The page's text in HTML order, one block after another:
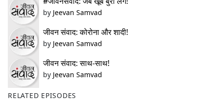
by Jeevan Samvad
जीवन संवाद: कोरोना और शादी!
by Jeevan Samvad
जीवन संवाद: साथ-साथ!
by Jeevan Samvad
RELATED EPISODES